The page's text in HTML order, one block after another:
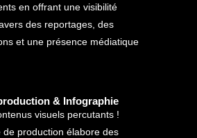
en offrant une visibilité
des reportages, des
et une présence médiatique
& Infographie
visuels percutants !
de production élabore des